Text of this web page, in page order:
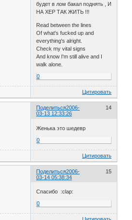
будет в лом бакал поднять , И
НА ХЕР ТАК ЖИТЬ !!!
Read between the lines
Of what's fucked up and
everything's alright.
Check my vital signs
And know I'm still alive and I
walk alone.
0
Цитировать
Поделиться 14
2006-
03-13 12:33:26
Женька это шедевр
0
Цитировать
Поделиться 15
2006-
03-14 05:38:34
Спасибо :clap:
0